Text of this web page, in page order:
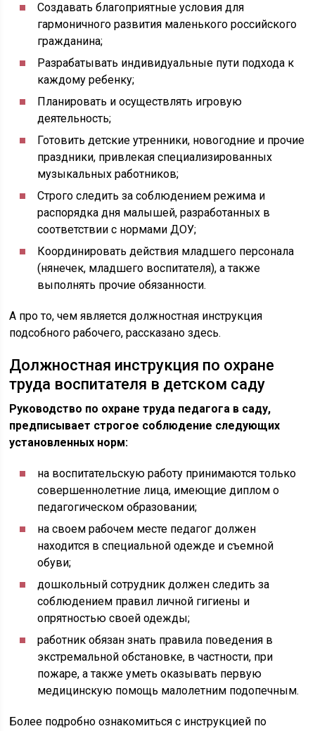
Создавать благоприятные условия для
гармоничного развития маленького российского
гражданина;
Разрабатывать индивидуальные пути подхода к
каждому ребенку;
Планировать и осуществлять игровую
деятельность;
Готовить детские утренники, новогодние и прочие
праздники, привлекая специализированных
музыкальных работников;
Строго следить за соблюдением режима и
распорядка дня малышей, разработанных в
соответствии с нормами ДОУ;
Координировать действия младшего персонала
(нянечек, младшего воспитателя), а также
выполнять прочие обязанности.
А про то, чем является должностная инструкция
подсобного рабочего, рассказано здесь.
Должностная инструкция по охране
труда воспитателя в детском саду
Руководство по охране труда педагога в саду,
предписывает строгое соблюдение следующих
установленных норм:
на воспитательскую работу принимаются только
совершеннолетние лица, имеющие диплом о
педагогическом образовании;
на своем рабочем месте педагог должен
находится в специальной одежде и съемной
обуви;
дошкольный сотрудник должен следить за
соблюдением правил личной гигиены и
опрятностью своей одежды;
работник обязан знать правила поведения в
экстремальной обстановке, в частности, при
пожаре, а также уметь оказывать первую
медицинскую помощь малолетним подопечным.
Более подробно ознакомиться с инструкцией по